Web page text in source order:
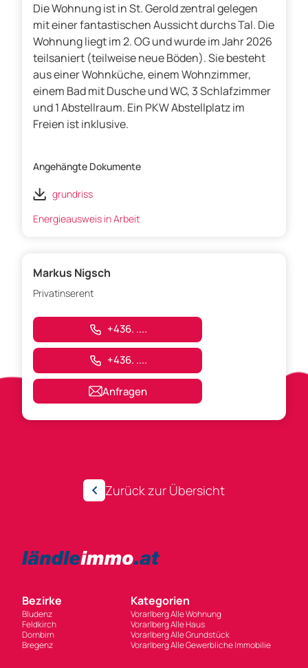
Die Wohnung ist in St. Gerold zentral gelegen
mit einer fantastischen Aussicht durchs Tal. Die
Wohnung liegt im 2. OG und wurde im Jahr 2026
teilsaniert (teilweise neue Böden). Sie besteht
aus einer Wohnküche, einem Wohnzimmer,
einem Bad mit Dusche und WC, 3 Schlafzimmer
und 1 Abstellraum. Ein PKW Abstellplatz im
Freien ist inklusive.
Angehängte Dokumente
grundriss
Energieausweis in Arbeit
Markus Nigsch
Privatinserent
+436. ....
+436. ....
Anfragen
Zurück zur Übersicht
Bezirke
Bludenz
Feldkirch
Dornbirn
Bregenz
Kategorien
Vorarlberg Alle Wohnung
Vorarlberg Alle Haus
Vorarlberg Alle Grundstück
Vorarlberg Alle Gewerbliche Immobilie